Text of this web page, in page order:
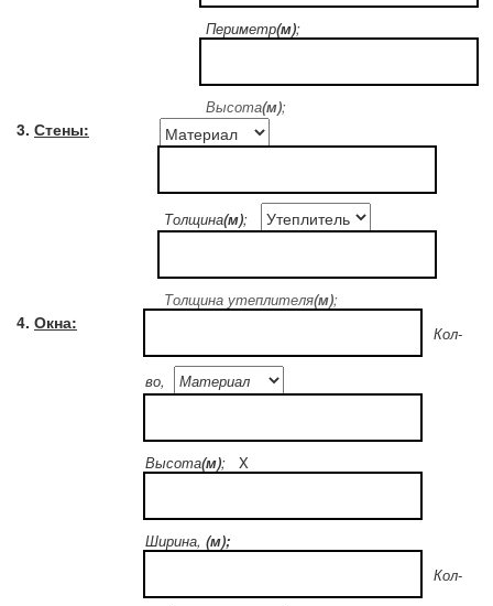
Периметр(м);
Высота(м);
3. Стены:
Толщина(м);
Толщина утеплителя(м);
4. Окна:
Кол-
во,
Высота(м); X
Ширина, (м);
Кол-